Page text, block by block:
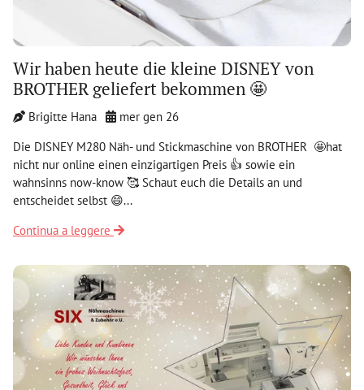
Wir haben heute die kleine DISNEY von
BROTHER geliefert bekommen 🤩
Brigitte Hana
mer gen 26
Die DISNEY M280 Näh- und Stickmaschine von BROTHER 🤩hat
nicht nur online einen einzigartigen Preis 👍 sowie ein
wahnsinns now-know 🥰 Schaut euch die Details an und
entscheidet selbst 😄...
Continua a leggere